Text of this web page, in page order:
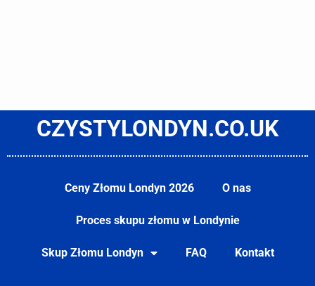
CZYSTYLONDYN.CO.UK
Ceny Złomu Londyn 2026 O nas
Proces skupu złomu w Londynie
Skup Złomu Londyn FAQ Kontakt